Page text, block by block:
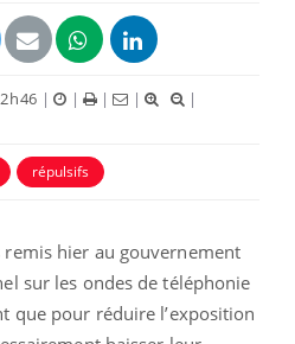
| | | |
|
répulsifs
hier au gouvernement
sur les ondes de téléphonie
que pour réduire l’exposition